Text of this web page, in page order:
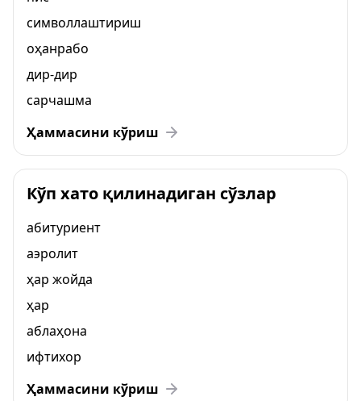
символлаштириш
оҳанрабо
дир-дир
сарчашма
Ҳаммасини кўриш
Кўп хато қилинадиган сўзлар
абитуриент
аэролит
ҳар жойда
ҳар
аблаҳона
ифтихор
Ҳаммасини кўриш